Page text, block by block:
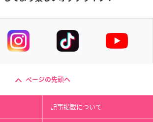
ページの先頭へ
記事掲載について